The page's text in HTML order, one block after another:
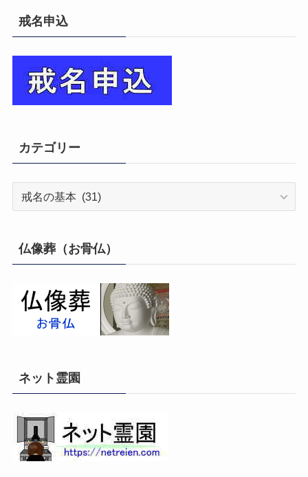
戒名申込
カテゴリー
リ
ー
仏像葬（お骨仏）
ネット霊園